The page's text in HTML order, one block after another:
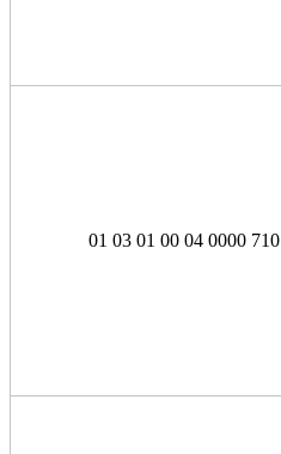
01 03 01 00 04 0000 710